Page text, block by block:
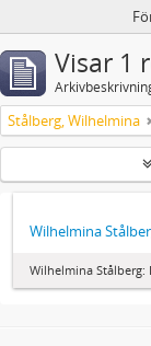
Visar 1
Stålberg, Wilhelmina
Wilhelmina
Wilhelmina Stålberg: